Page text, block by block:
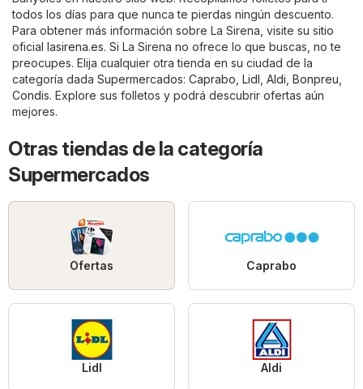
todos los días para que nunca te pierdas ningún descuento.
Para obtener más información sobre La Sirena, visite su sitio
oficial lasirena.es. Si La Sirena no ofrece lo que buscas, no te
preocupes. Elija cualquier otra tienda en su ciudad de la
categoría dada Supermercados: Caprabo Lidl Aldi Bonpreu
Condis. Explore sus folletos y podrá descubrir ofertas aún
mejores.
Otras tiendas de la categoría
Supermercados
Ofertas Caprabo
Lidl Aldi